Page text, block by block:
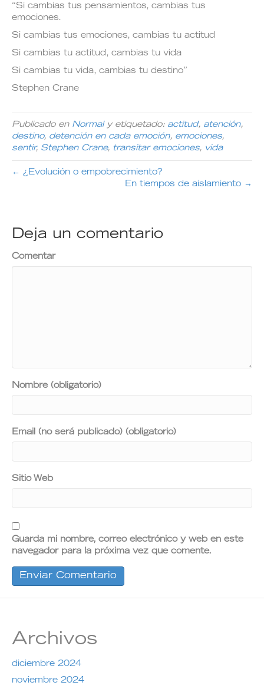
“Si cambias tus pensamientos, cambias tus
emociones.
Si cambias tus emociones, cambias tu actitud
Si cambias tu actitud, cambias tu vida
Si cambias tu vida, cambias tu destino”
Stephen Crane
Publicado en Normaly etiquetado: actitud, atención,
destino, detención en cada emoción, emociones,
sentir, Stephen Crane, transitar emociones, vida
← ¿Evolución o empobrecimiento?
En tiempos de aislamiento →
Deja un comentario
Comentar
Nombre (obligatorio)
Email (no será publicado) (obligatorio)
Sitio Web
Guarda mi nombre, correo electrónico y web en este
navegador para la próxima vez que comente.
Archivos
diciembre 2024
noviembre 2024